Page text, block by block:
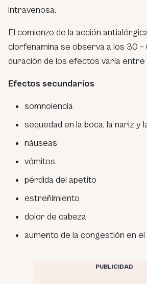
intravenosa.
El comienzo de la acción
clorfenamina se observa a los 30 –
duración de los efectos varía entre
Efectos secundarios
somnolencia
sequedad en la boca, la nariz y
náuseas
vómitos
pérdida del apetito
estreñimiento
dolor de cabeza
aumento de la congestión en el
PUBLICIDAD